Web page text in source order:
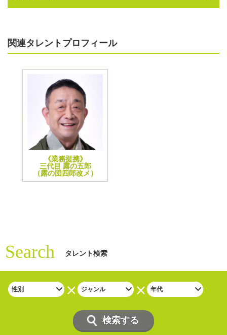
関連タレントプロフィール
《業務提携》
三代目 露の五郎
（露の団四郎改メ）
Search タレント検索